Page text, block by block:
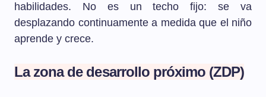
habilidades. No es un techo fijo: se va
desplazando continuamente a medida que el niño
aprende y crece.
La zona de desarrollo próximo (ZDP)